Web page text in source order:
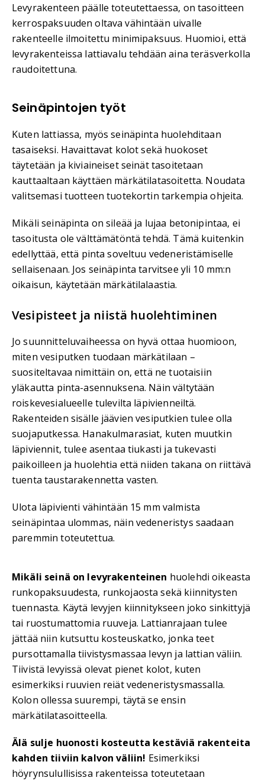
Levyrakenteen päälle toteutettaessa, on tasoitteen
kerrospaksuuden oltava vähintään uivalle
rakenteelle ilmoitettu minimipaksuus. Huomioi, että
levyrakenteissa lattiavalu tehdään aina teräsverkolla
raudoitettuna.
Seinäpintojen työt
Kuten lattiassa, myös seinäpinta huolehditaan
tasaiseksi. Havaittavat kolot sekä huokoset
täytetään ja kiviaineiset seinät tasoitetaan
kauttaaltaan käyttäen märkätilatasoitetta. Noudata
valitsemasi tuotteen tuotekortin tarkempia ohjeita.
Mikäli seinäpinta on sileää ja lujaa betonipintaa, ei
tasoitusta ole välttämätöntä tehdä. Tämä kuitenkin
edellyttää, että pinta soveltuu vedeneristämiselle
sellaisenaan. Jos seinäpinta tarvitsee yli 10 mm:n
oikaisun, käytetään märkätilalaastia.
Vesipisteet ja niistä huolehtiminen
Jo suunnitteluvaiheessa on hyvä ottaa huomioon,
miten vesiputken tuodaan märkätilaan –
suositeltavaa nimittäin on, että ne tuotaisiin
yläkautta pinta-asennuksena. Näin vältytään
roiskevesialueelle tulevilta läpivienneiltä.
Rakenteiden sisälle jäävien vesiputkien tulee olla
suojaputkessa. Hanakulmarasiat, kuten muutkin
läpiviennit, tulee asentaa tiukasti ja tukevasti
paikoilleen ja huolehtia että niiden takana on riittävä
tuenta taustarakennetta vasten.
Ulota läpivienti vähintään 15 mm valmista
seinäpintaa ulommas, näin vedeneristys saadaan
paremmin toteutettua.
Mikäli seinä on levyrakenteinen huolehdi oikeasta
runkopaksuudesta, runkojaosta sekä kiinnitysten
tuennasta. Käytä levyjen kiinnitykseen joko sinkittyjä
tai ruostumattomia ruuveja. Lattianrajaan tulee
jättää niin kutsuttu kosteuskatko, jonka teet
pursottamalla tiivistysmassaa levyn ja lattian väliin.
Tiivistä levyissä olevat pienet kolot, kuten
esimerkiksi ruuvien reiät vedeneristysmassalla.
Kolon ollessa suurempi, täytä se ensin
märkätilatasoitteella.
Älä sulje huonosti kosteutta kestäviä rakenteita
kahden tiiviin kalvon väliin! Esimerkiksi
höyrynsulullisissa rakenteissa toteutetaan